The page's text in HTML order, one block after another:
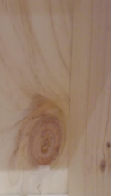
panier
à l'adresse
en utilisant